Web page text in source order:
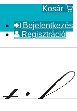
Kosár
Bejelentkezés
Regisztráció